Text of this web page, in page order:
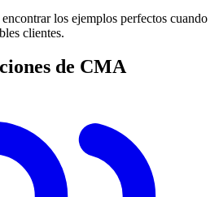
los ejemplos perfectos cuando
clientes.
de CMA